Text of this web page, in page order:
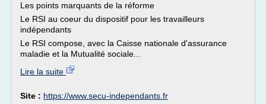
Les points marquants de la réforme
Le RSI au coeur du dispositif pour les travailleurs
indépendants
Le RSI compose, avec la Caisse nationale d'assurance
maladie et la Mutualité sociale...
Lire la suite
Site : https://www.secu-independants.fr